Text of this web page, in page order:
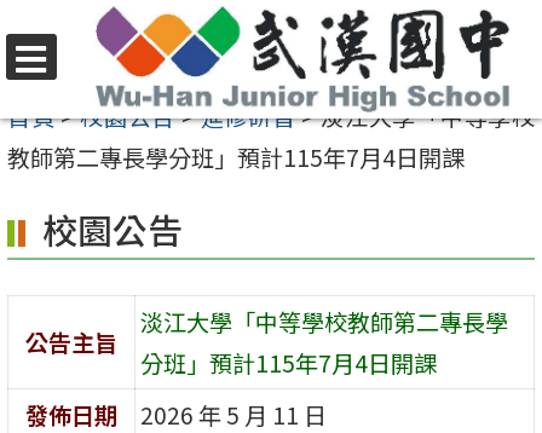
至
要
容
區
選
單
首頁>校園公告>進修研習>淡江大學「中等學校
教師第二專長學分班」預計115年7月4日開課
校園公告
公告主旨
淡江大學「中等學校教師第二專長學
分班」預計115年7月4日開課
發佈日期
2026 年 5 月 11 日